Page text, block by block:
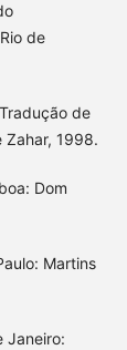
de
de
Zahar, 1998.
Dom
Martins
Janeiro: